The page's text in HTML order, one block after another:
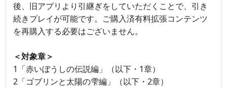
後、旧アプリより引継ぎをしていただくことで、引き
続きプレイが可能です。ご購入済有料拡張コンテンツ
を再購入する必要はございません。
＜対象章＞
1「赤いぼうしの伝説編」（以下・1章）
2「ゴブリンと太陽の雫編」（以下・2章）